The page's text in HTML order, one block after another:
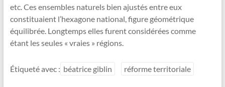
etc. Ces ensembles naturels bien ajustés entre eux
constituaient l’hexagone national, figure géométrique
équilibrée. Longtemps elles furent considérées comme
étant les seules « vraies » régions.
Étiqueté avec : béatrice giblin réforme territoriale